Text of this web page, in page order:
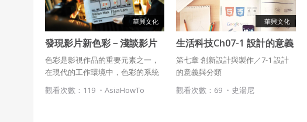
華興文化
發現影片新色彩－淺談影片
製作的色彩管理與實施
色彩是影視作品的重要元素之一，
在現代的工作環境中，色彩的系統
化管理，仰賴著前期內容的規劃，
以及製作時使用的各種專業工具。
觀看次數：119 ・ AsiaHowTo
華興文化
生活科技Ch07-1 設計的意義
與分類
第七章 創新設計與製作／7-1 設計
的意義與分類
觀看次數：69 ・ 史湯尼